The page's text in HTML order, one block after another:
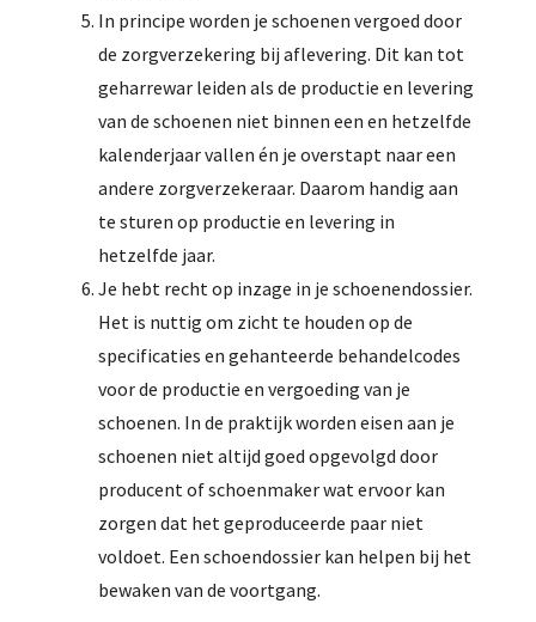
In principe worden je schoenen vergoed door
de zorgverzekering bij aflevering. Dit kan tot
geharrewar leiden als de productie en levering
van de schoenen niet binnen een en hetzelfde
kalenderjaar vallen én je overstapt naar een
andere zorgverzekeraar. Daarom handig aan
te sturen op productie en levering in
hetzelfde jaar.
Je hebt recht op inzage in je schoenendossier.
Het is nuttig om zicht te houden op de
specificaties en gehanteerde behandelcodes
voor de productie en vergoeding van je
schoenen. In de praktijk worden eisen aan je
schoenen niet altijd goed opgevolgd door
producent of schoenmaker wat ervoor kan
zorgen dat het geproduceerde paar niet
voldoet. Een schoendossier kan helpen bij het
bewaken van de voortgang.